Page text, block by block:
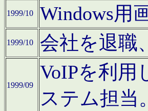
1999/10 Windows用
1999/10 会社を退職
1999/09
VoIPを利用
ステム担当。